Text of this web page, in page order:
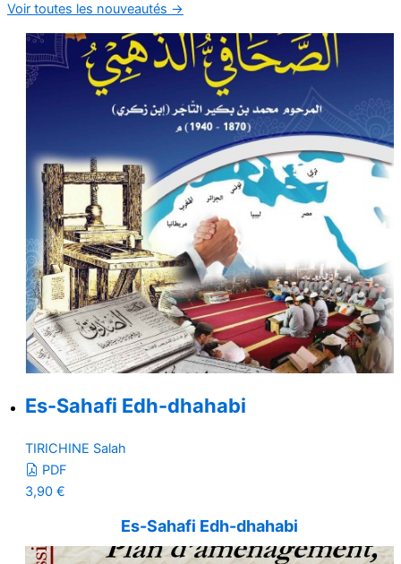
Voir toutes les nouveautés →
Es-Sahafi Edh-dhahabi
TIRICHINE Salah
PDF
3,90 €
Es-Sahafi Edh-dhahabi